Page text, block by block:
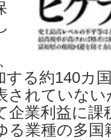
する約140カ
されていな
企業利益に
る業種の多国